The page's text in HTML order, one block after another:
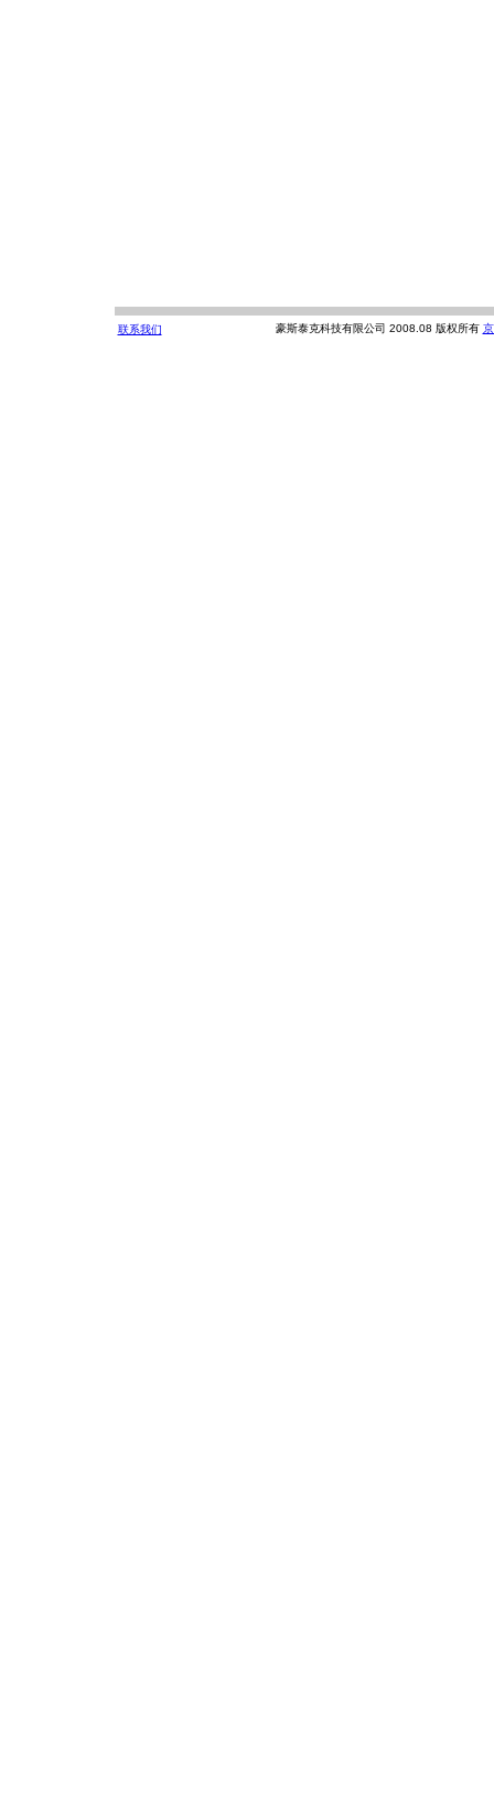
联系我们 豪斯泰克科技有限公司 2008.08 版权所有